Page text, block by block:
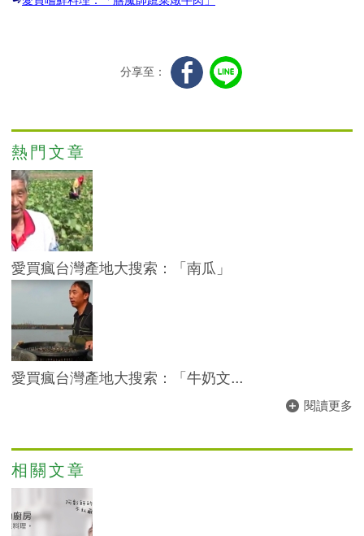
分享至：
熱門文章
愛買瘋台灣產地大搜索：「南瓜」
愛買瘋台灣產地大搜索：「牛奶文...
閱讀更多
相關文章